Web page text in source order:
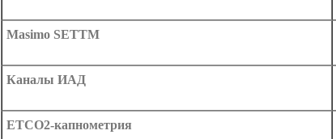
Masimo SETTM
Каналы ИАД
ETCO2-капнометрия